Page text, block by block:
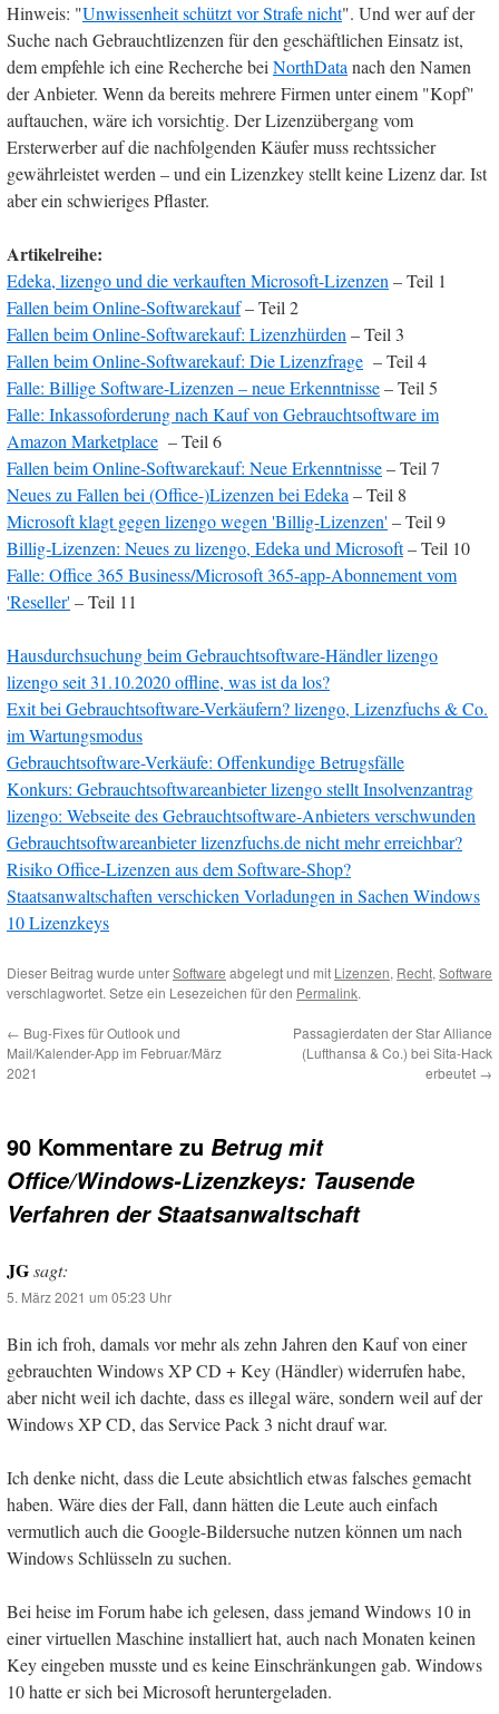
Hinweis: "Unwissenheit schützt vor Strafe nicht". Und wer auf der
Suche nach Gebrauchtlizenzen für den geschäftlichen Einsatz ist,
dem empfehle ich eine Recherche beiNorthDatanach den Namen
der Anbieter. Wenn da bereits mehrere Firmen unter einem "Kopf"
auftauchen, wäre ich vorsichtig. Der Lizenzübergang vom
Ersterwerber auf die nachfolgenden Käufer muss rechtssicher
gewährleistet werden – und ein Lizenzkey stellt keine Lizenz dar. Ist
aber ein schwieriges Pflaster.
Artikelreihe:
Edeka, lizengo und die verkauften Microsoft-Lizenzen– Teil 1
Fallen beim Online-Softwarekauf– Teil 2
Fallen beim Online-Softwarekauf: Lizenzhürden– Teil 3
Fallen beim Online-Softwarekauf: Die Lizenzfrage – Teil 4
Falle: Billige Software-Lizenzen – neue Erkenntnisse– Teil 5
Falle: Inkassoforderung nach Kauf von Gebrauchtsoftware im
Amazon Marketplace – Teil 6
Fallen beim Online-Softwarekauf: Neue Erkenntnisse– Teil 7
Neues zu Fallen bei (Office-)Lizenzen bei Edeka– Teil 8
Microsoft klagt gegen lizengo wegen 'Billig-Lizenzen' – Teil 9
Billig-Lizenzen: Neues zu lizengo, Edeka und Microsoft– Teil 10
Falle: Office 365 Business/Microsoft 365-app-Abonnement vom
'Reseller' – Teil 11
Hausdurchsuchung beim Gebrauchtsoftware-Händler lizengo
lizengo seit 31.10.2020 offline, was ist da los?
Exit bei Gebrauchtsoftware-Verkäufern? lizengo, Lizenzfuchs & Co.
im Wartungsmodus
Gebrauchtsoftware-Verkäufe: Offenkundige Betrugsfälle
Konkurs: Gebrauchtsoftwareanbieter lizengo stellt Insolvenzantrag
lizengo: Webseite des Gebrauchtsoftware-Anbieters verschwunden
Gebrauchtsoftwareanbieter lizenzfuchs.de nicht mehr erreichbar?
Risiko Office-Lizenzen aus dem Software-Shop?
Staatsanwaltschaften verschicken Vorladungen in Sachen Windows
10 Lizenzkeys
Dieser Beitrag wurde unterSoftware abgelegt und mit Lizenzen, Recht, Software
verschlagwortet. Setze ein Lesezeichen für den Permalink.
← Bug-Fixes für Outlook und
Mail/Kalender-App im Februar/März
2021
Passagierdaten der Star Alliance
(Lufthansa & Co.) bei Sita-Hack
erbeutet →
90 Kommentare zu Betrug mit
Office/Windows-Lizenzkeys: Tausende
Verfahren der Staatsanwaltschaft
JGsagt:
5. März 2021 um 05:23 Uhr
Bin ich froh, damals vor mehr als zehn Jahren den Kauf von einer
gebrauchten Windows XP CD + Key (Händler) widerrufen habe,
aber nicht weil ich dachte, dass es illegal wäre, sondern weil auf der
Windows XP CD, das Service Pack 3 nicht drauf war.
Ich denke nicht, dass die Leute absichtlich etwas falsches gemacht
haben. Wäre dies der Fall, dann hätten die Leute auch einfach
vermutlich auch die Google-Bildersuche nutzen können um nach
Windows Schlüsseln zu suchen.
Bei heise im Forum habe ich gelesen, dass jemand Windows 10 in
einer virtuellen Maschine installiert hat, auch nach Monaten keinen
Key eingeben musste und es keine Einschränkungen gab. Windows
10 hatte er sich bei Microsoft heruntergeladen.